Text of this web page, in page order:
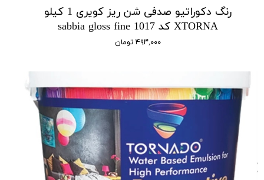
رنگ دکوراتیو صدفی شن ریز کویری 1 کیلو
XTORNA کد 1017 sabbia gloss fine
۴۹۳,۰۰۰ تومان